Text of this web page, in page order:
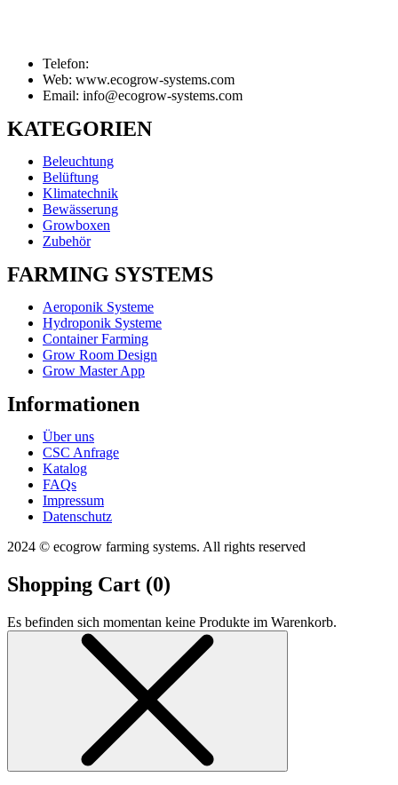
Telefon:
Web: www.ecogrow-systems.com
Email: info@ecogrow-systems.com
KATEGORIEN
Beleuchtung
Belüftung
Klimatechnik
Bewässerung
Growboxen
Zubehör
FARMING SYSTEMS
Aeroponik Systeme
Hydroponik Systeme
Container Farming
Grow Room Design
Grow Master App
Informationen
Über uns
CSC Anfrage
Katalog
FAQs
Impressum
Datenschutz
2024 © ecogrow farming systems. All rights reserved
Shopping Cart (0)
Es befinden sich momentan keine Produkte im Warenkorb.